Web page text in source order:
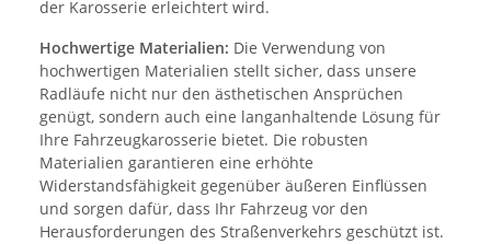
der Karosserie erleichtert wird.
Hochwertige Materialien: Die Verwendung von
hochwertigen Materialien stellt sicher, dass unsere
Radläufe nicht nur den ästhetischen Ansprüchen
genügt, sondern auch eine langanhaltende Lösung für
Ihre Fahrzeugkarosserie bietet. Die robusten
Materialien garantieren eine erhöhte
Widerstandsfähigkeit gegenüber äußeren Einflüssen
und sorgen dafür, dass Ihr Fahrzeug vor den
Herausforderungen des Straßenverkehrs geschützt ist.